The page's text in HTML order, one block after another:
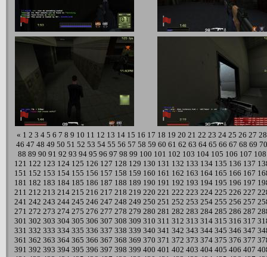
« 1 2 3 4 5 6 7 8 9 10 11 12 13 14 15 16 17 18 19 20 21 22 23 24 25 26 27 28
46 47 48 49 50 51 52 53 54 55 56 57 58 59 60 61 62 63 64 65 66 67 68 69 70
88 89 90 91 92 93 94 95 96 97 98 99 100 101 102 103 104 105 106 107 108
121 122 123 124 125 126 127 128 129 130 131 132 133 134 135 136 137
151 152 153 154 155 156 157 158 159 160 161 162 163 164 165 166 167
181 182 183 184 185 186 187 188 189 190 191 192 193 194 195 196 197
211 212 213 214 215 216 217 218 219 220 221 222 223 224 225 226 227
241 242 243 244 245 246 247 248 249 250 251 252 253 254 255 256 257
271 272 273 274 275 276 277 278 279 280 281 282 283 284 285 286 287
301 302 303 304 305 306 307 308 309 310 311 312 313 314 315 316 317
331 332 333 334 335 336 337 338 339 340 341 342 343 344 345 346 347
361 362 363 364 365 366 367 368 369 370 371 372 373 374 375 376 377
391 392 393 394 395 396 397 398 399 400 401 402 403 404 405 406 407